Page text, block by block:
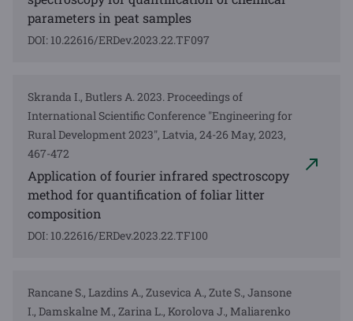
parameters in peat samples
DOI: 10.22616/ERDev.2023.22.TF097
Skranda I., Butlers A. 2023. Proceedings of
International Scientific Conference "Engineering for
Rural Development 2023", Latvia, 24-26 May, 2023,
467-472
Application of fourier infrared spectroscopy
method for quantification of foliar litter
composition
DOI: 10.22616/ERDev.2023.22.TF100
Rancane S., Lazdins A., Zusevica A., Zute S., Jansone
I., Damskalne M., Zarina L., Korolova J., Maliarenko